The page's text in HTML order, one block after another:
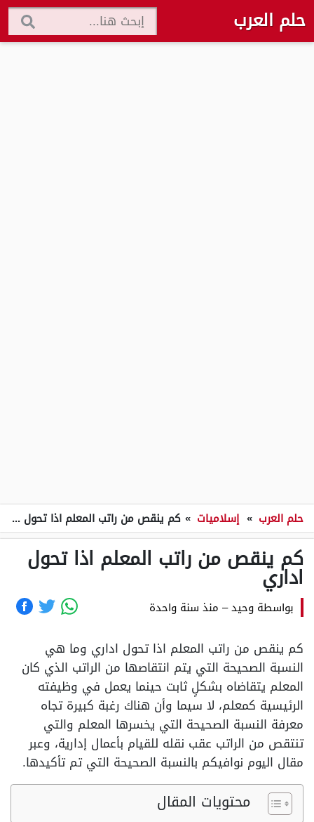
حلم العرب
حلم العرب » إسلاميات » كم ينقص من راتب المعلم اذا تحول اداري
كم ينقص من راتب المعلم اذا تحول
اداري
بواسطة وحيد– منذ سنة واحدة
كم ينقص من راتب المعلم اذا تحول اداري وما هي
النسبة الصحيحة التي يتم انتقاصها من الراتب الذي كان
المعلم يتقاضاه بشكلٍ ثابت حينما يعمل في وظيفته
الرئيسية كمعلم، لا سيما وأن هناك رغبة كبيرة تجاه
معرفة النسبة الصحيحة التي يخسرها المعلم والتي
تنتقص من الراتب عقب نقله للقيام بأعمال إدارية، وعبر
مقال اليوم نوافيكم بالنسبة الصحيحة التي تم تأكيدها.
محتويات المقال